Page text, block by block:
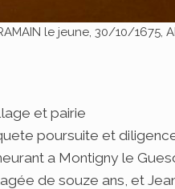
le jeune, 30/10/1675,
et pairie
poursuite et
a Montigny le
de souze ans, et